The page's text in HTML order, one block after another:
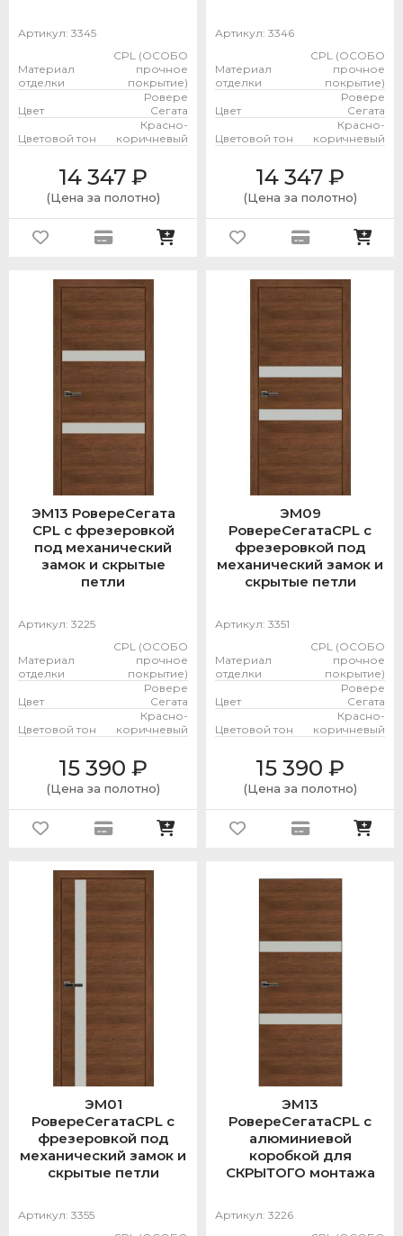
Артикул: 3345
Материал
отделки
CPL (ОСОБО
прочное
покрытие)
Цвет
Ровере
Сегата
Цветовой тон
Красно-
коричневый
14 347 ₽
(Цена за полотно)
Артикул: 3346
Материал
отделки
CPL (ОСОБО
прочное
покрытие)
Цвет
Ровере
Сегата
Цветовой тон
Красно-
коричневый
14 347 ₽
(Цена за полотно)
ЭМ13 РовереСегата
CPL с фрезеровкой
под механический
замок и скрытые
петли
Артикул: 3225
Материал
отделки
CPL (ОСОБО
прочное
покрытие)
Цвет
Ровере
Сегата
Цветовой тон
Красно-
коричневый
15 390 ₽
(Цена за полотно)
ЭМ09
РовереСегатаCPL с
фрезеровкой под
механический замок и
скрытые петли
Артикул: 3351
Материал
отделки
CPL (ОСОБО
прочное
покрытие)
Цвет
Ровере
Сегата
Цветовой тон
Красно-
коричневый
15 390 ₽
(Цена за полотно)
ЭМ01
РовереСегатаCPL с
фрезеровкой под
механический замок и
скрытые петли
Артикул: 3355
ЭМ13
РовереСегатаCPL с
алюминиевой
коробкой для
СКРЫТОГО монтажа
Артикул: 3226